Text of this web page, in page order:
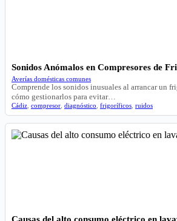
Sonidos Anómalos en Compresores de
Averías domésticas comunes
Comprende los sonidos inusuales al arrancar un
cómo gestionarlos para evitar…
Cádiz compresor diagnóstico frigoríficos ruidos